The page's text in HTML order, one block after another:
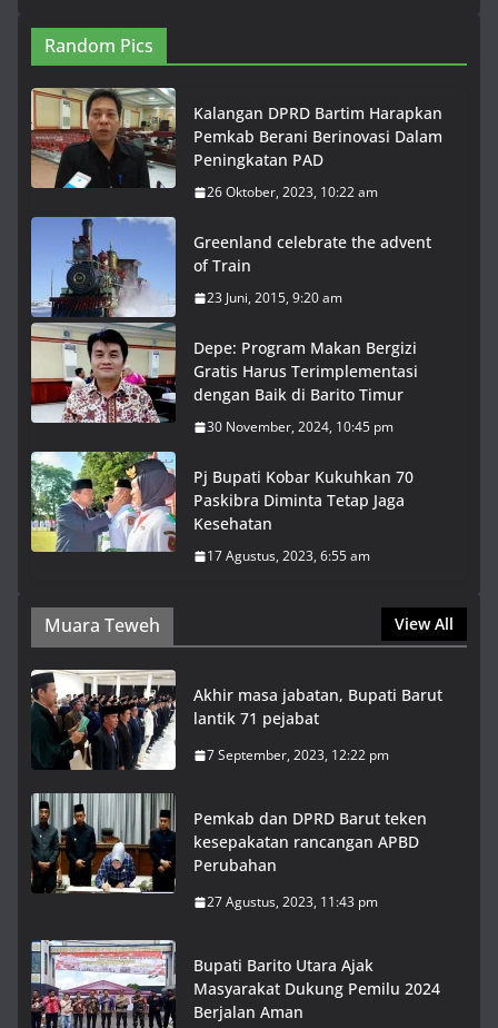
Random Pics
Kalangan DPRD Bartim Harapkan
Pemkab Berani Berinovasi Dalam
Peningkatan PAD
26 Oktober, 2023, 10:22 am
Greenland celebrate the advent
of Train
23 Juni, 2015, 9:20 am
Depe: Program Makan Bergizi
Gratis Harus Terimplementasi
dengan Baik di Barito Timur
30 November, 2024, 10:45 pm
Pj Bupati Kobar Kukuhkan 70
Paskibra Diminta Tetap Jaga
Kesehatan
17 Agustus, 2023, 6:55 am
Muara Teweh View All
Akhir masa jabatan, Bupati Barut
lantik 71 pejabat
7 September, 2023, 12:22 pm
Pemkab dan DPRD Barut teken
kesepakatan rancangan APBD
Perubahan
27 Agustus, 2023, 11:43 pm
Bupati Barito Utara Ajak
Masyarakat Dukung Pemilu 2024
Berjalan Aman